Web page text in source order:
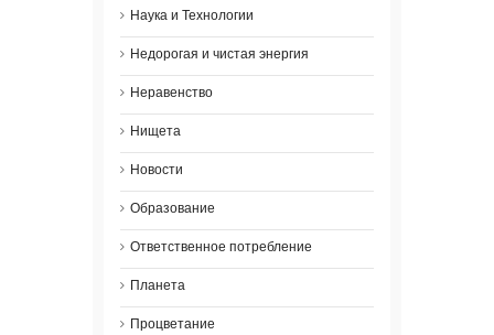
Наука и Технологии
Недорогая и чистая энергия
Неравенство
Нищета
Новости
Образование
Ответственное потребление
Планета
Процветание